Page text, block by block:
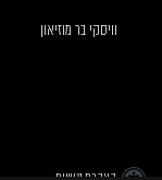
וויסקי בר מוזיאון